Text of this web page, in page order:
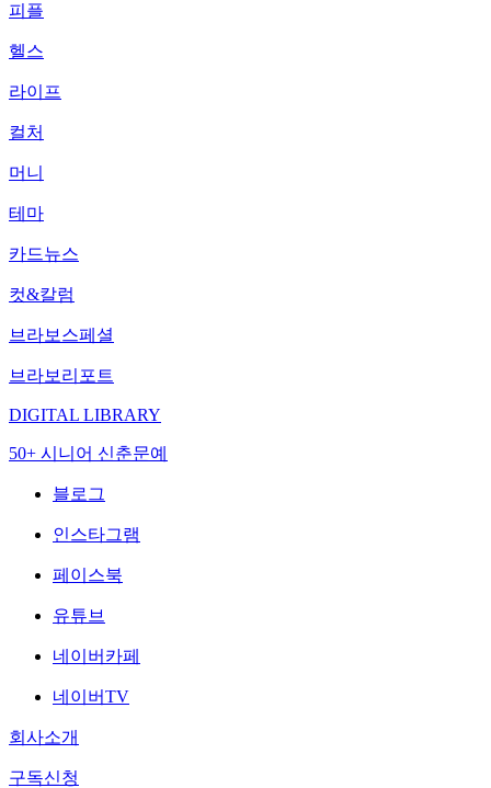
피플
헬스
라이프
컬처
머니
테마
카드뉴스
컷&칼럼
브라보스페셜
브라보리포트
DIGITAL LIBRARY
50+ 시니어 신춘문예
블로그
인스타그램
페이스북
유튜브
네이버카페
네이버TV
회사소개
구독신청